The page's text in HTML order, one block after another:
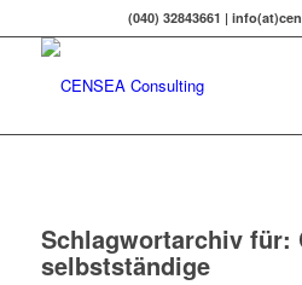
(040) 32843661 |
Schlagwortarchiv für:
selbstständige